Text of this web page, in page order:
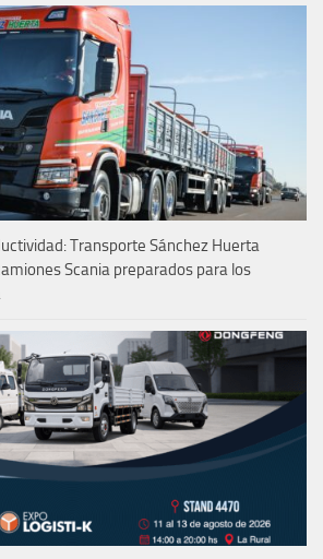
Transporte Sánchez Huerta
Scania preparados para los